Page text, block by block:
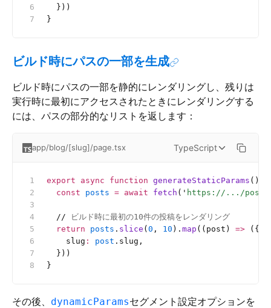
  }))
}
ビルド時にパスの一部を生成
ビルド時にパスの一部を静的にレンダリングし、残りは
実行時に最初にアクセスされたときにレンダリングする
には、パスの部分的なリストを返します：
app/blog/[slug]/page.tsx TypeScript
export async function generateStaticParams () {
  const
posts = await fetch ( ' https://.../posts
  //
ビルド時に最初の10件の投稿をレンダリング
  return
posts . slice ( 0 , 10 ). map ((post) => ({
    slug
: post .slug,
  }))
}
その後、 dynamicParamsセグメント設定オプションを